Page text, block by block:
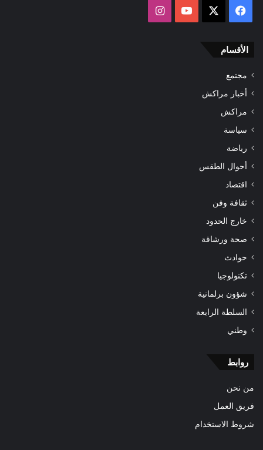
فيسبوك ‫YouTube
الأقسام
مجتمع
أخبار مراكش
مراكش
سياسة
رياضة
أحوال الطقس
اقتصاد
ثقافة وفن
خارج الحدود
صحة ورشاقة
حوادث
تكنولوجيا
شؤون برلمانية
السلطة الرابعة
وطني
روابط
من نحن
فريق العمل
شروط الاستخدام